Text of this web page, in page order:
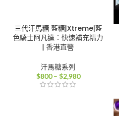
三代汗馬糖 藍糖|Xtreme|藍
色騎士阿凡達：快速補充精力
| 香港直營
汗馬糖系列
$800 – $2,980價